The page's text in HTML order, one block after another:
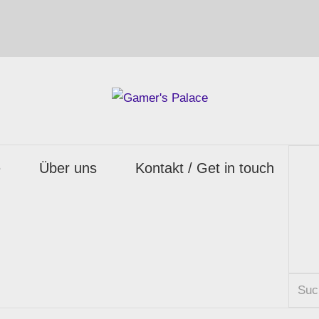
Über uns Kontakt / Get in touch